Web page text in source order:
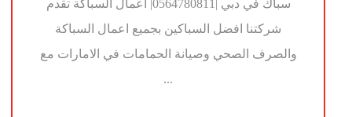
سباك في دبي |0564780811| اعمال السباكة تقدم
شركتنا افضل السباكين بجميع اعمال السباكة
والصرف الصحي وصيانة الحمامات في الامارات مع
...